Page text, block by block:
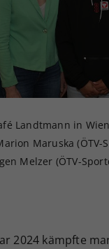
Landtmann in
Maruska
Melzer (ÖTV-
2024 kämpfte